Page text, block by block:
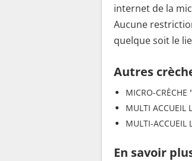
internet de la
Aucune
quelque soit le
Autres
MICRO-CRÈCHE
MULTI ACCUEIL
MULTI-ACCUEIL
En savoir